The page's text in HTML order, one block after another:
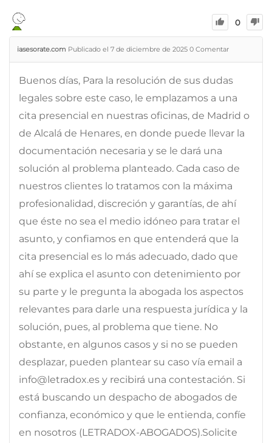
0
iasesorate.com Publicado el 7 de diciembre de 2025 0 Comentar
Buenos días, Para la resolución de sus dudas
legales sobre este caso, le emplazamos a una
cita presencial en nuestras oficinas, de Madrid o
de Alcalá de Henares, en donde puede llevar la
documentación necesaria y se le dará una
solución al problema planteado. Cada caso de
nuestros clientes lo tratamos con la máxima
profesionalidad, discreción y garantías, de ahí
que éste no sea el medio idóneo para tratar el
asunto, y confiamos en que entenderá que la
cita presencial es lo más adecuado, dado que
ahí se explica el asunto con detenimiento por
su parte y le pregunta la abogada los aspectos
relevantes para darle una respuesta jurídica y la
solución, pues, al problema que tiene. No
obstante, en algunos casos y si no se pueden
desplazar, pueden plantear su caso vía email a
info@letradox.es y recibirá una contestación. Si
está buscando un despacho de abogados de
confianza, económico y que le entienda, confíe
en nosotros (LETRADOX-ABOGADOS).Solicite